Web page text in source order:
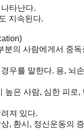
타난다.
지속된다.
의 사람에게서 중독
를 말한다. 용, 뇌손
은 사람, 심한 피로,
져 있다.
환시, 정신운동의